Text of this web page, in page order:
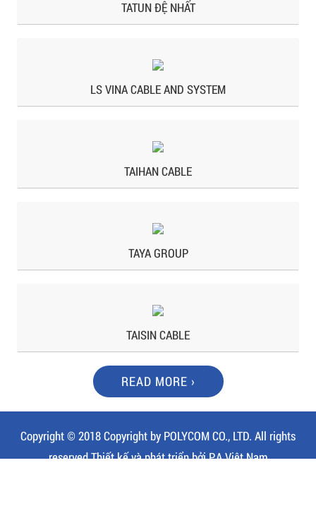
TATUN ĐỆ NHẤT
LS VINA CABLE AND SYSTEM
TAIHAN CABLE
TAYA GROUP
TAISIN CABLE
READ MORE ›
Copyright © 2018 Copyright by POLYCOM CO., LTD. All rights
reservedThiết kế và phát triển bởiP.A Việt Nam